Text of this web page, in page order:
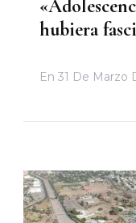
hubiera
En 31 De Marzo